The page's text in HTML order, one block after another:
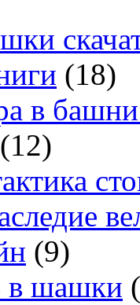
(18)
в
(12)
(9)
в шашки